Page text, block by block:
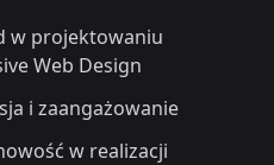
w projektowaniu
Web Design
i zaangażowanie
w realizacji